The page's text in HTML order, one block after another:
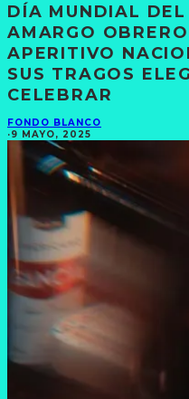
DÍA MUNDIAL
AMARGO
APERITIVO
SUS TRAGOS
CELEBRAR
FONDO BLANCO
·9 MAYO, 2025